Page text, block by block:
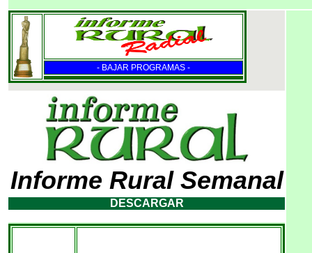
- BAJAR PROGRAMAS -
Informe Rural Semanal
DESCARGAR